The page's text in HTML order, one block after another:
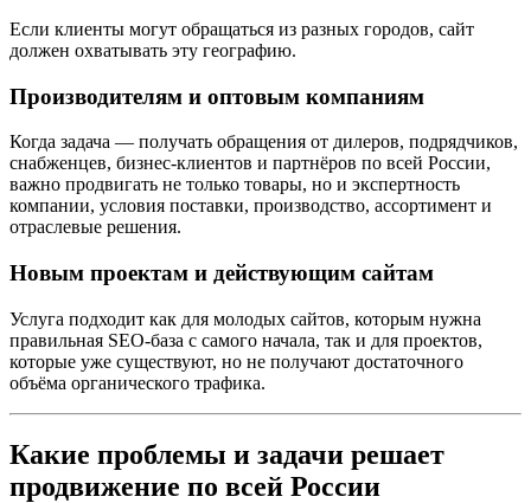
Если клиенты могут обращаться из разных городов, сайт
должен охватывать эту географию.
Производителям и оптовым компаниям
Когда задача — получать обращения от дилеров, подрядчиков,
снабженцев, бизнес-клиентов и партнёров по всей России,
важно продвигать не только товары, но и экспертность
компании, условия поставки, производство, ассортимент и
отраслевые решения.
Новым проектам и действующим сайтам
Услуга подходит как для молодых сайтов, которым нужна
правильная SEO-база с самого начала, так и для проектов,
которые уже существуют, но не получают достаточного
объёма органического трафика.
Какие проблемы и задачи решает
продвижение по всей России